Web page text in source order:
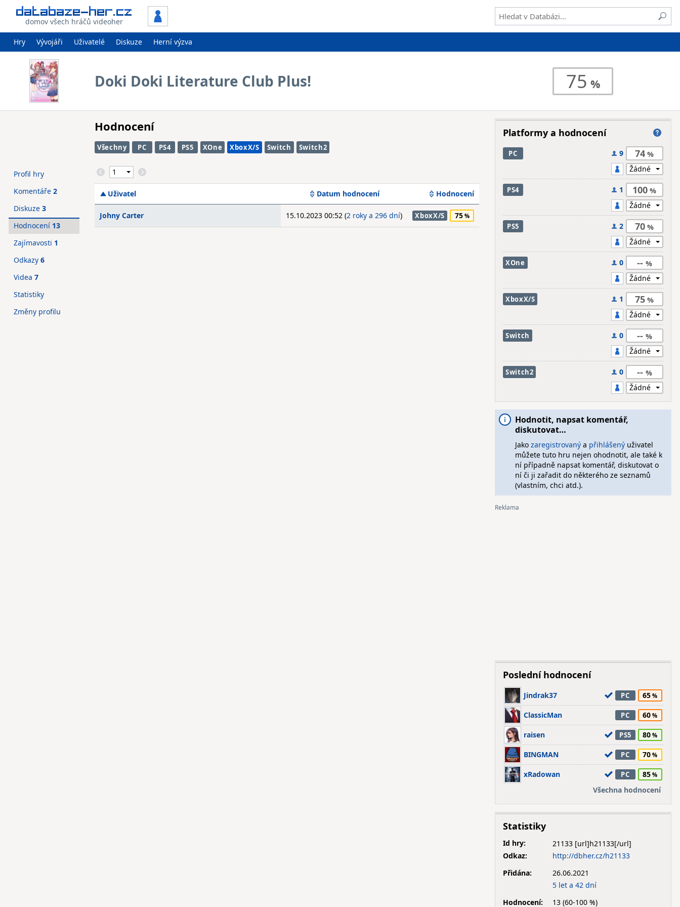
domov všech hráčů videoher
Hry Vývojáři Uživatelé Diskuze Herní výzva
Doki Doki Literature Club Plus! 75
Hodnocení
Všechny PC PS4 PS5 XOne XboxX/S Switch Switch2
Uživatel Datum hodnocení Hodnocení
Johny Carter 15.10.2023 00:52 (2 roky a 296 dní) XboxX/S 75
Profil hry
Komentáře 2
Diskuze 3
Hodnocení 13
Zajímavosti 1
Odkazy 6
Videa 7
Statistiky
Změny profilu
Platformy a hodnocení
PC 9 74
PS4 1 100
PS5 2 70
XOne 0 --
XboxX/S 1 75
Switch 0 --
Switch2 0 --
Hodnotit, napsat komentář,
diskutovat…
Jako zaregistrovanýa přihlášenýuživatel
můžete tuto hru nejen ohodnotit, ale také k
ní případně napsat komentář, diskutovat o
ní či ji zařadit do některého ze seznamů
(vlastním, chci atd.).
Poslední hodnocení
Jindrak37 PC 65
ClassicMan PC 60
raisen PS5 80
BINGMAN PC 70
xRadowan PC
85
Všechna hodnocení
Statistiky
Id hry:
21133
Odkaz:
http://dbher.cz/h21133
Přidána:
26.06.2021
5 let a 42 dní
Hodnocení:
13 (60-100 %)